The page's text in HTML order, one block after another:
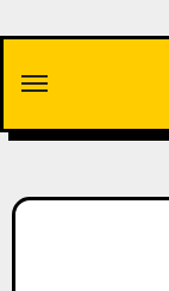
contenido